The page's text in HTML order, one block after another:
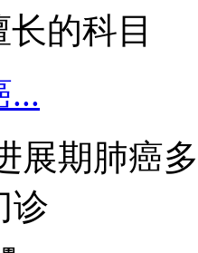
的科目
...
展期肺癌
诊